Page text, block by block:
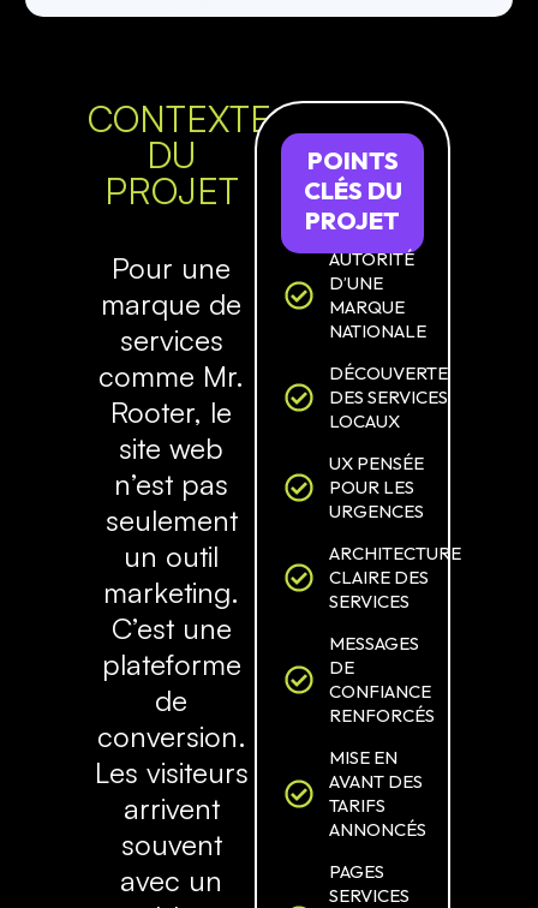
CONTEXTE
DU
PROJET
Pour une
marque de
services
comme Mr.
Rooter, le
site web
n’est pas
seulement
un outil
marketing.
C’est une
plateforme
de
conversion.
Les visiteurs
arrivent
souvent
avec un
POINTS
CLÉS DU
PROJET
AUTORITÉ
D’UNE
MARQUE
NATIONALE
DÉCOUVERTE
DES SERVICES
LOCAUX
UX PENSÉE
POUR LES
URGENCES
ARCHITECTURE
CLAIRE DES
SERVICES
MESSAGES
DE
CONFIANCE
RENFORCÉS
MISE EN
AVANT DES
TARIFS
ANNONCÉS
PAGES
SERVICES